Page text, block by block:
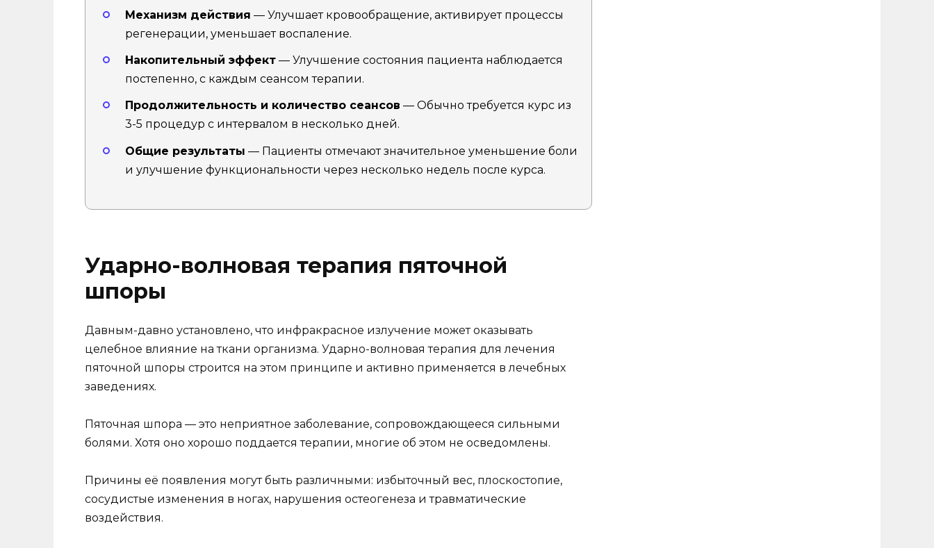
Механизм действия — Улучшает кровообращение, активирует процессы
регенерации, уменьшает воспаление.
Накопительный эффект — Улучшение состояния пациента наблюдается
постепенно, с каждым сеансом терапии.
Продолжительность и количество сеансов — Обычно требуется курс из
3-5 процедур с интервалом в несколько дней.
Общие результаты — Пациенты отмечают значительное уменьшение боли
и улучшение функциональности через несколько недель после курса.
Ударно-волновая терапия пяточной
шпоры
Давным-давно установлено, что инфракрасное излучение может оказывать
целебное влияние на ткани организма. Ударно-волновая терапия для лечения
пяточной шпоры строится на этом принципе и активно применяется в лечебных
заведениях.
Пяточная шпора — это неприятное заболевание, сопровождающееся сильными
болями. Хотя оно хорошо поддается терапии, многие об этом не осведомлены.
Причины её появления могут быть различными: избыточный вес, плоскостопие,
сосудистые изменения в ногах, нарушения остеогенеза и травматические
воздействия.